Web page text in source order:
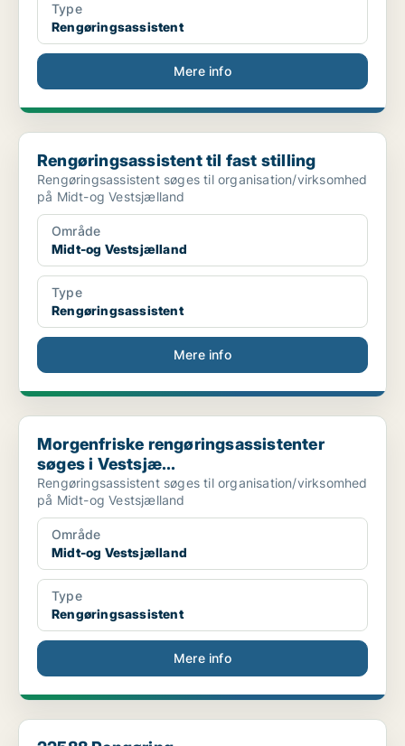
Type
Rengøringsassistent
Mere info
Rengøringsassistent til fast stilling
Rengøringsassistent til fast stilling
Rengøringsassistent søges til organisation/virksomhed
på Midt-og Vestsjælland
Område
Midt-og Vestsjælland
Type
Rengøringsassistent
Mere info
Morgenfriske rengøringsassistenter søges i Vestsjæ...
Morgenfriske rengøringsassistenter
søges i Vestsjæ...
Rengøringsassistent søges til organisation/virksomhed
på Midt-og Vestsjælland
Område
Midt-og Vestsjælland
Type
Rengøringsassistent
Mere info
22588 Rengøring